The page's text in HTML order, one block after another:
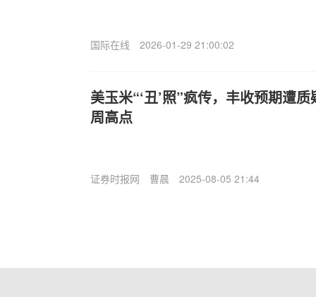
国际在线 2026-01-29 21:00:02
美玉米“‘丑’照”疯传，丰收预期遭
周高点
证券时报网 曹晨 2025-08-05 21:44